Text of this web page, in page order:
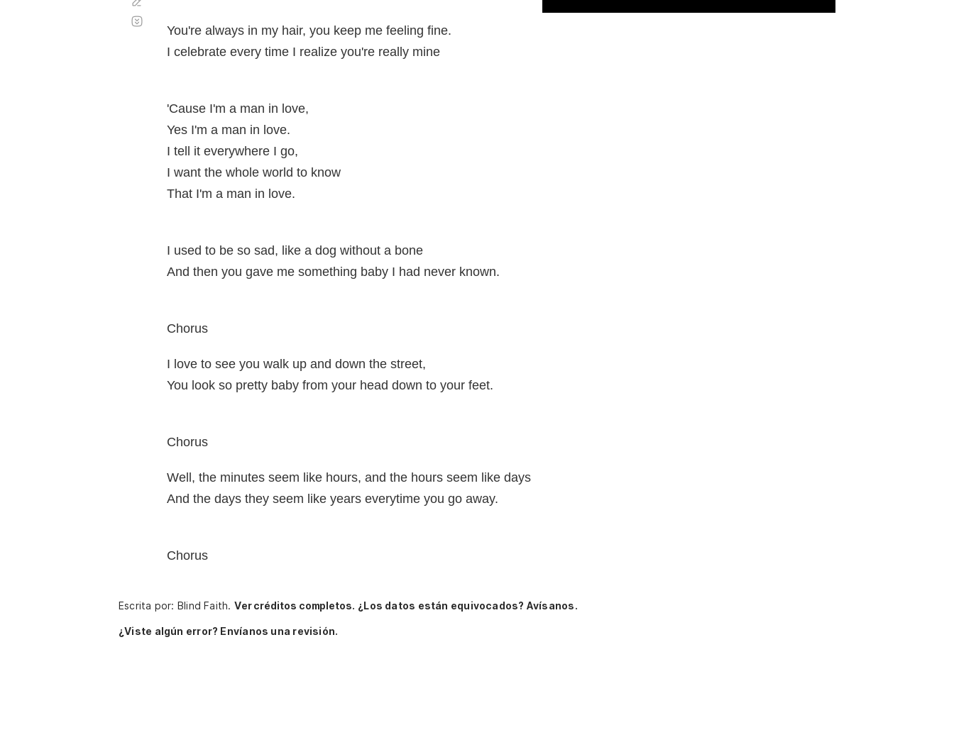
You're always in my hair, you keep me feeling fine.
I celebrate every time I realize you're really mine
'Cause I'm a man in love,
Yes I'm a man in love.
I tell it everywhere I go,
I want the whole world to know
That I'm a man in love.
I used to be so sad, like a dog without a bone
And then you gave me something baby I had never known.
Chorus
I love to see you walk up and down the street,
You look so pretty baby from your head down to your feet.
Chorus
Well, the minutes seem like hours, and the hours seem like days
And the days they seem like years everytime you go away.
Chorus
automático
Escrita por: Blind Faith. Ver créditos completos. ¿Los datos están equivocados? Avísanos.
¿Viste algún error? Envíanos una revisión.